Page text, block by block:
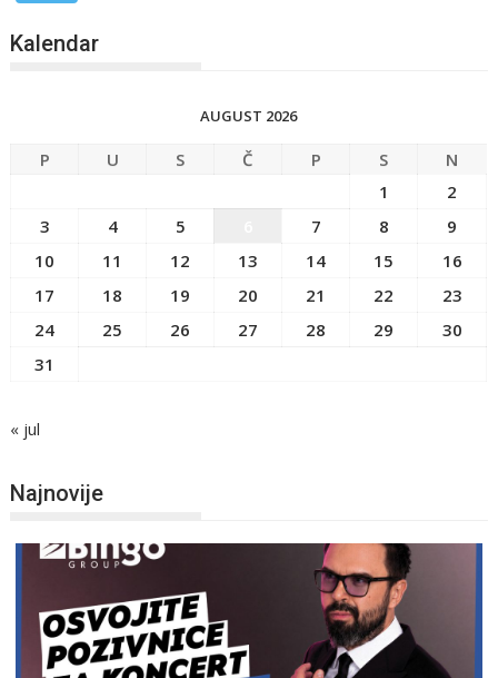
Kalendar
AUGUST 2026
P U S Č P S
N
1
2
3
4 5 7 8
9
10
11 12 13 14 15
16
17
18 19 20 21 22
23
24
25 26 27 28 29
30
31
« jul
Najnovije